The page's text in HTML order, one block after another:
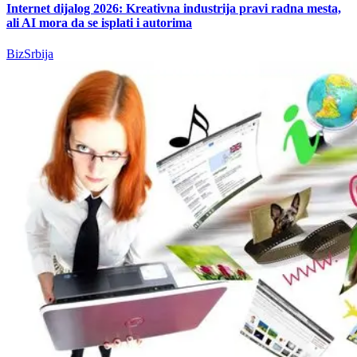
Internet dijalog 2026: Kreativna industrija pravi radna mesta,
ali AI mora da se isplati i autorima
BizSrbija